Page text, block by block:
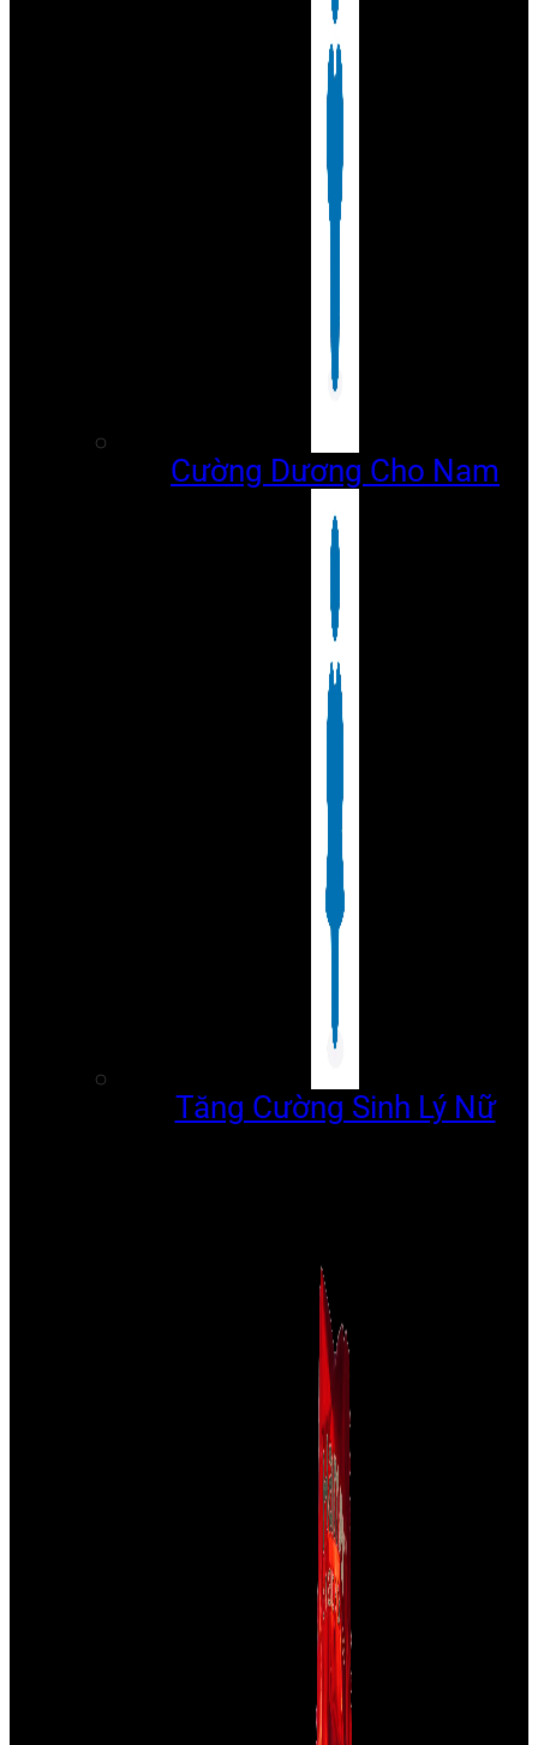
Cường Dương Cho Nam
Tăng Cường Sinh Lý Nữ